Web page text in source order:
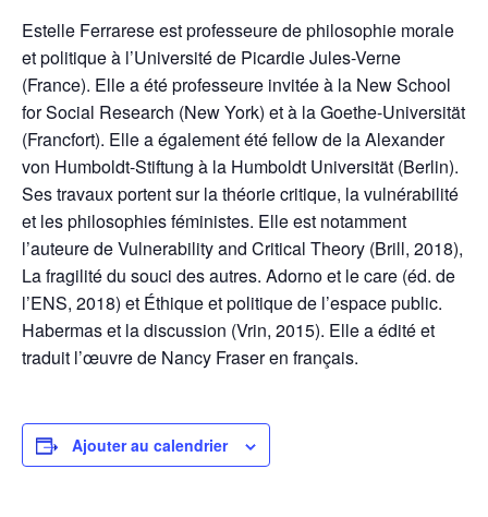
Estelle Ferrarese est professeure de philosophie morale
et politique à l’Université de Picardie Jules-Verne
(France). Elle a été professeure invitée à la New School
for Social Research (New York) et à la Goethe-Universität
(Francfort). Elle a également été fellow de la Alexander
von Humboldt-Stiftung à la Humboldt Universität (Berlin).
Ses travaux portent sur la théorie critique, la vulnérabilité
et les philosophies féministes. Elle est notamment
l’auteure de Vulnerability and Critical Theory (Brill, 2018),
La fragilité du souci des autres. Adorno et le care (éd. de
l’ENS, 2018) et Éthique et politique de l’espace public.
Habermas et la discussion (Vrin, 2015). Elle a édité et
traduit l’œuvre de Nancy Fraser en français.
Ajouter au calendrier